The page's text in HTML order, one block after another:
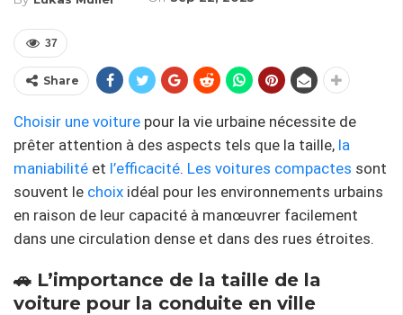
37
Share
Choisir une voiture pour la vie urbaine nécessite de
prêter attention à des aspects tels que la taille, la
maniabilité et l’efficacité. Les voitures compactes sont
souvent le choix idéal pour les environnements urbains
en raison de leur capacité à manœuvrer facilement
dans une circulation dense et dans des rues étroites.
🚗 L’importance de la taille de la
voiture pour la conduite en ville